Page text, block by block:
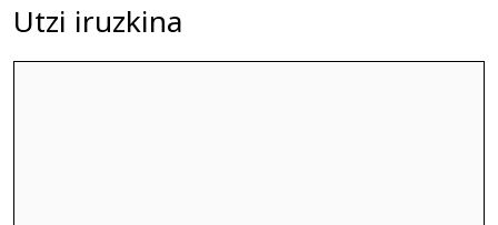
Utzi iruzkina